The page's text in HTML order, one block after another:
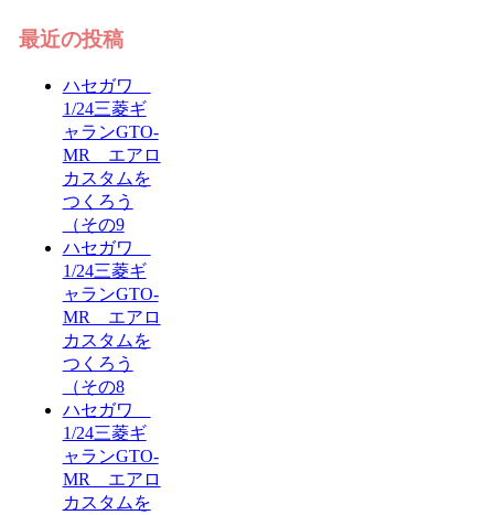
最近の投稿
ハセガワ
1/24三菱ギ
ャランGTO-
MR エアロ
カスタムを
つくろう
（その9
ハセガワ
1/24三菱ギ
ャランGTO-
MR エアロ
カスタムを
つくろう
（その8
ハセガワ
1/24三菱ギ
ャランGTO-
MR エアロ
カスタムを